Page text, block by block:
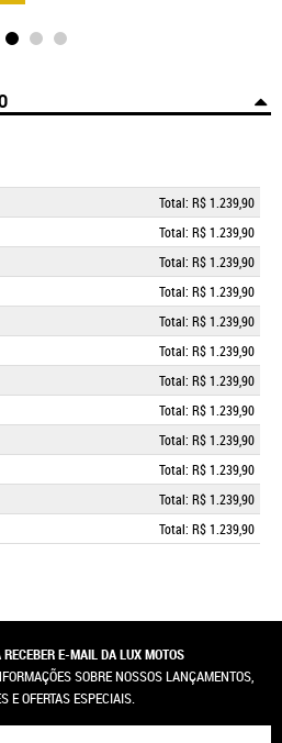
Total: R$ 1.239,90
Total: R$ 1.239,90
Total: R$ 1.239,90
Total: R$ 1.239,90
Total: R$ 1.239,90
Total: R$ 1.239,90
Total: R$ 1.239,90
Total: R$ 1.239,90
Total: R$ 1.239,90
Total: R$ 1.239,90
Total: R$ 1.239,90
Total: R$ 1.239,90
E-MAIL DA LUX MOTOS
SOBRE NOSSOS LANÇAMENTOS,
E OFERTAS ESPECIAIS.